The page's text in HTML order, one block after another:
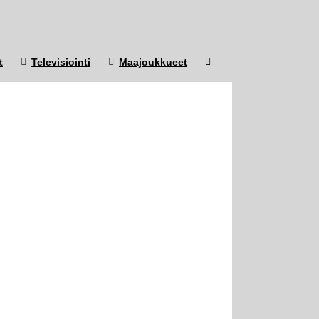
Televisiointi Maajoukkueet